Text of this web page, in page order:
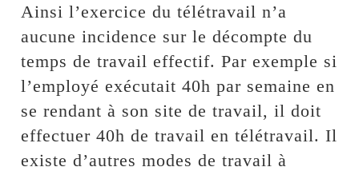
Ainsi l’exercice du télétravail n’a
aucune incidence sur le décompte du
temps de travail effectif. Par exemple si
l’employé exécutait 40h par semaine en
se rendant à son site de travail, il doit
effectuer 40h de travail en télétravail. Il
existe d’autres modes de travail à